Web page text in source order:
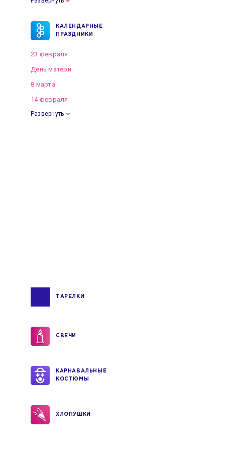
КАЛЕНДАРНЫЕ
ПРАЗДНИКИ
23 февраля
День матери
8 марта
14 февраля
Развернуть
ТАРЕЛКИ
СВЕЧИ
КАРНАВАЛЬНЫЕ
КОСТЮМЫ
ХЛОПУШКИ